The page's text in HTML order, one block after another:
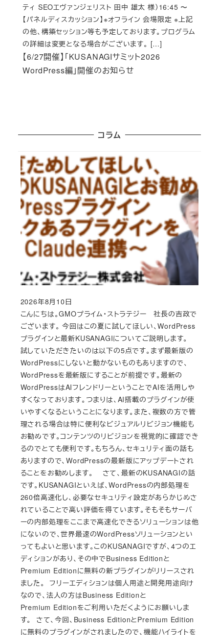
【6/27開催】「KUSANAGIサミット2026
WordPress編」開催のお知らせ
ティ SEOエヴァンジェリスト 田中 雄太 様）16:45 〜
【パネルディスカッション】※オフライン 会場限定 ※上記
の他、構築セッション等も予定しております。プログラム
の詳細は変更となる場合がございます。 […]
コラム
こんにちは。GMOプライム・ストラテジー 社長の吉政で
ございます。 今回はこの夏に試してほしい、WordPress
プラグインと最新KUSANAGIについてご説明します。
試していただきたいのは以下の5点です。まず最新版の
WordPressにしないと動かないものもありますので、
WordPressを最新版にすることが前提です。最新の
WordPressはAIフレンドリーということでAIを活用しや
すくなっております。つまりは、AI搭載のプラグインが使
いやすくなるということになります。また、複数の方で管
理される場合は特に便利なビジュアルリビジョン機能も
お勧めです。コンテンツのリビジョンを視覚的に確認でき
るのでとても便利です。もちろん、セキュリティ面の話も
ありますので、WordPressの最新版にアップデートされ
ることをお勧めします。 さて、最新のKUSANAGIの話
です。KUSANAGIといえば、WordPressの内部処理を
260倍高速化し、必要なセキュリティ設定があらかじめさ
れていることで高い評価を得ています。そもそもサーバ
ーの内部処理をここまで高速化できるソリューションは他
にないので、世界最速のWordPressソリューションとい
ってもよいと思います。このKUSANAGIですが、4つのエ
ディションがあり、その中でBusiness Editionと
Premium Editionに無料の新プラグインがリリースされ
ました。 フリーエディションは個人用途と開発用途向け
なので、法人の方はBusiness Editionと
Premium Editionをご利用いただくようにお願いしま
す。 さて、今回、Business EditionとPremium Edition
に無料のプラグインがされましたので、機能ハイライトを
Published
2026年8月10日